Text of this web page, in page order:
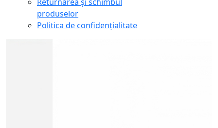
produselor
Politica de confidențialitate